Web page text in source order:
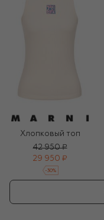
Хлопковый топ
42 950 ₽
29 950 ₽
-30%